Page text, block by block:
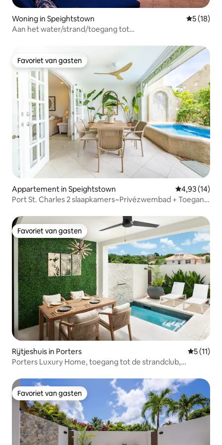
Woning in Speightstown
5 (18)
Aan het water/strand/toegang tot
Favoriet van gasten
Favoriet van gasten
Appartement in Speightstown Gemiddelde
4,93 (14)
Port St. Charles 2 slaapkamers~Privézwembad + Toegang
Favoriet van gasten
Favoriet van gasten
Rijtjeshuis in Porters
5 (11)
Porters Luxury Home, toegang tot de strandclub,
Favoriet van gasten
Favoriet van gasten